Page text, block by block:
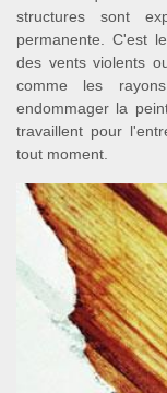
structures sont
permanente. C'est
des vents violents
comme les
endommager la
travaillent pour
tout moment.